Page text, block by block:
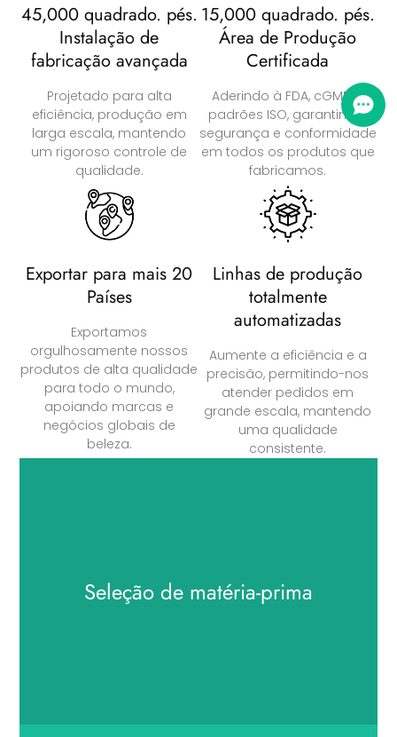
45,000 quadrado. pés.
Instalação de
fabricação avançada
Projetado para alta
eficiência, produção em
larga escala, mantendo
um rigoroso controle de
qualidade.
15,000 quadrado. pés.
Área de Produção
Certificada
Aderindo à FDA, cGMP, e
padrões ISO, garantimos
segurança e conformidade
em todos os produtos que
fabricamos.
Exportar para mais 20
Países
Exportamos
orgulhosamente nossos
produtos de alta qualidade
para todo o mundo,
apoiando marcas e
negócios globais de
beleza.
Linhas de produção
totalmente
automatizadas
Aumente a eficiência e a
precisão, permitindo-nos
atender pedidos em
grande escala, mantendo
uma qualidade
consistente.
Seleção de matéria-prima